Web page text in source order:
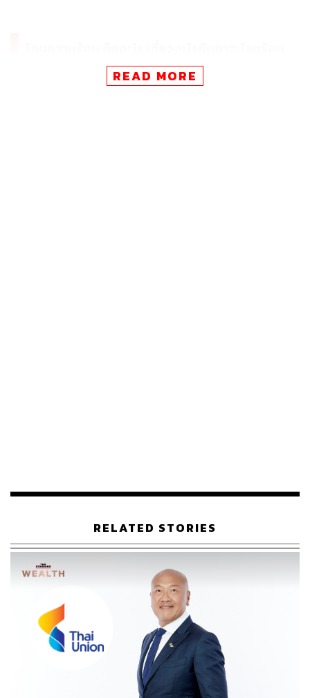
ความร้อนที่เกิดจากโดมความร้อนมี ความรุนแรงยิ่งขึ้น กิน
คาดการณ์ไว้แล้วว่า จะต้องเกิดขึ้นในโลกที่มีอุณหภูมิสูงขึ้น
ผู้เชี่ยวชาญแนะนำให้ดื่มน้ำให้เพียงพอแม้จะยังไม่รู้สึก
กระหาย หลีกเลี่ยงการออกกำลังกายกลางแจ้งในช่วงที่ร้อน
จัด สวมเสื้อผ้าโปร่งสบาย และพยายามอยู่ในที่ร่มหรือห้อง
แอร์ สิ่งที่ต้องระวังเป็นพิเศษคือ ‘ความร้อนสะสมในช่วงกลาง
คืน’ เนื่องจากอุณหภูมิที่ไม่ลดลงมากนักจะทำให้ร่างกายไม่มี
เวลาฟื้นตัวและระบายความร้อน หากพบว่ามีอาการร้อนแต่
ไม่มีเหงื่อออก หรือวิงเวียนศีรษะ ควรรีบหาที่พักและดื่มน้ำ
READ MORE
RELATED STORIES